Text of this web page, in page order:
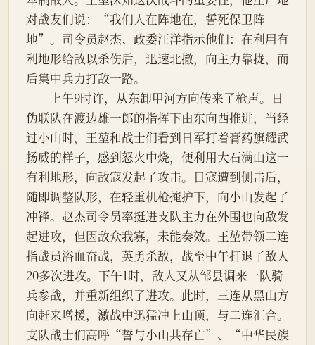
对战友们说：“我们人在阵地在，誓死保卫阵
地”。司令员赵杰、政委汪洋指示他们：在利用有
利地形给敌以杀伤后，迅速北撤，向主力靠拢，而
后集中兵力打敌一路。
上午9时许，从东卸甲河方向传来了枪声。日
伪联队在渡边雄一郎的指挥下由东向西推进，当经
过小山时，王堃和战士们看到日军打着膏药旗耀武
扬威的样子，感到怒火中烧，便利用大石满山这一
有利地形，向敌寇发起了攻击。日寇遭到侧击后，
随即调整队形，在轻重机枪掩护下，向小山发起了
冲锋。赵杰司令员率挺进支队主力在外围也向敌发
起进攻，但因敌众我寡，未能奏效。王堃带领二连
指战员浴血奋战，英勇杀敌，战至中午打退了敌人
20多次进攻。下午1时，敌人又从邹县调来一队骑
兵参战，并重新组织了进攻。此时，三连从黑山方
向赶来增援，激战中迅猛冲上山顶，与二连汇合。
支队战士们高呼“誓与小山共存亡”、“中华民族